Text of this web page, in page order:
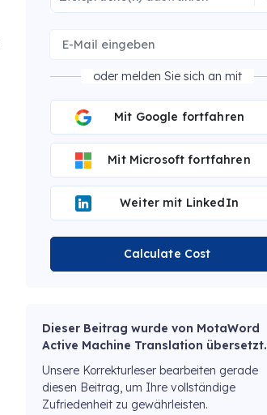
oder melden Sie sich an mit
Mit Google fortfahren
Mit Microsoft fortfahren
Weiter mit LinkedIn
Calculate Cost
Dieser Beitrag wurde von MotaWord
Active Machine Translation übersetzt.
Unsere Korrekturleser bearbeiten gerade
diesen Beitrag, um Ihre vollständige
Zufriedenheit zu gewährleisten.